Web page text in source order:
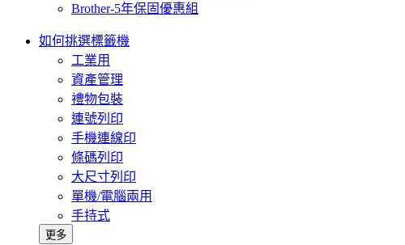
Brother-5年保固優惠組
如何挑選標籤機
工業用
資產管理
禮物包裝
連號列印
手機連線印
條碼列印
大尺寸列印
單機/電腦兩用
手持式
更多